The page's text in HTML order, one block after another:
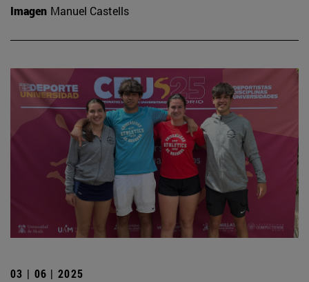
Imagen Manuel Castells
03 | 06 | 2025